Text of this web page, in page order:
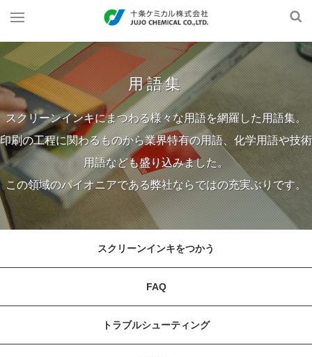
用語集
スクリーンインキにまつわる様々な用語を網羅した用語集。
印刷の工程に関わるものから業界特有の用語、化学用語や技術
用語なども盛り込みました。
この領域のパイオニアである弊社ならではの充実ぶりです。
スクリーンインキをつかう
FAQ
トラブルシューティング